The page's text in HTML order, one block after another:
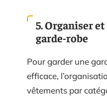
5. Organiser
garde-robe
Pour garder une
efficace,
vêtements par